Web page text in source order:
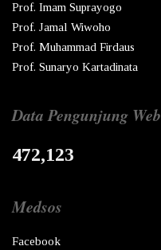
Prof. Imam Suprayogo
Prof. Jamal Wiwoho
Prof. Muhammad Firdaus
Prof. Sunaryo Kartadinata
Data Pengunjung Web
472,123
Medsos
Facebook